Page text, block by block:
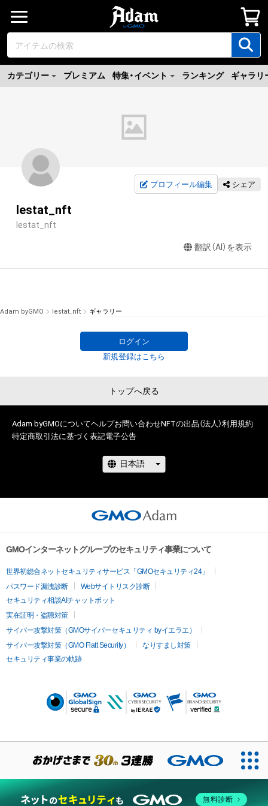
カテゴリー プレミアム 特集・イベント ランキング ギャラリ
プロフィール編集 シェア
lestat_nft
lestat_nft
翻訳（AI）を表示
Adam byGMO lestat_nft ギャラリー
ログイン
新規登録はこちら
トップへ戻る
Adam byGMOについてヘルプお問い合わせNFTの出品（法人）利用規約
特定商取引法に基づく表記電子公告
GMOインターネットグループのセキュリティ事業について
世界初総合ネットセキュリティサービス「GMOセキュリティ24」
パスワード漏洩診断
Webサイトリスク診断
セキュリティ相談AIチャットボット
実在証明・盗聴対策
サイバー攻撃対策（GMOサイバーセキュリティ byイエラエ）
サイバー攻撃対策（GMO Flatt Security）
なりすまし対策
セキュリティ事業の軌跡
無料診断